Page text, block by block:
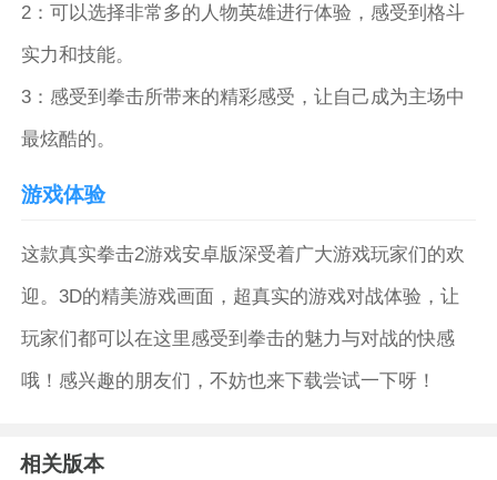
2：可以选择非常多的人物英雄进行体验，感受到格斗
实力和技能。
3：感受到拳击所带来的精彩感受，让自己成为主场中
最炫酷的。
游戏体验
这款真实拳击2游戏安卓版深受着广大游戏玩家们的欢
迎。3D的精美游戏画面，超真实的游戏对战体验，让
玩家们都可以在这里感受到拳击的魅力与对战的快感
哦！感兴趣的朋友们，不妨也来下载尝试一下呀！
相关版本